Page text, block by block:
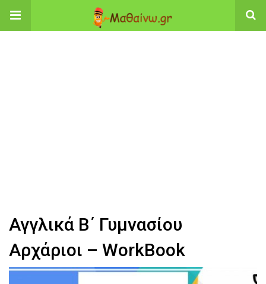
Αγγλικά Β΄ Γυμνασίου
Αρχάριοι – WorkBook